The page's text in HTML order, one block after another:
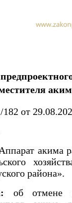
от
акима
района».
об отмене